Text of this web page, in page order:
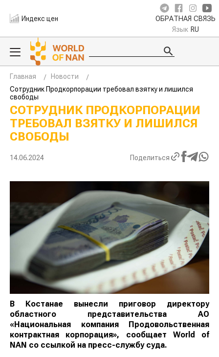
Индекс цен ОБРАТНАЯ СВЯЗЬ
Язык RU
Главная
Новости
Сотрудник Продкорпорации требовал взятку и лишился
свободы
СОТРУДНИК ПРОДКОРПОРАЦИИ
ТРЕБОВАЛ ВЗЯТКУ И ЛИШИЛСЯ
СВОБОДЫ
14.06.2024 Поделиться
В Костанае вынесли приговор директору
областного представительства АО
«Национальная компания Продовольственная
контрактная корпорация», сообщает World
of
NAN со ссылкой на пресс-службу суда.